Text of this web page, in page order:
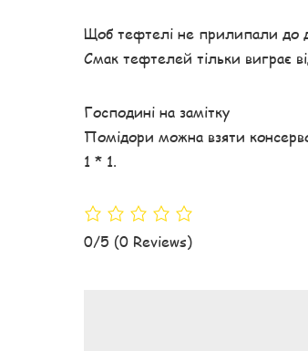
Щоб тефтелі не прилипали до
Смак тефтелей тільки виграє
Господині на замітку
Помідори можна взяти
1 * 1.
0/5 (0 Reviews)